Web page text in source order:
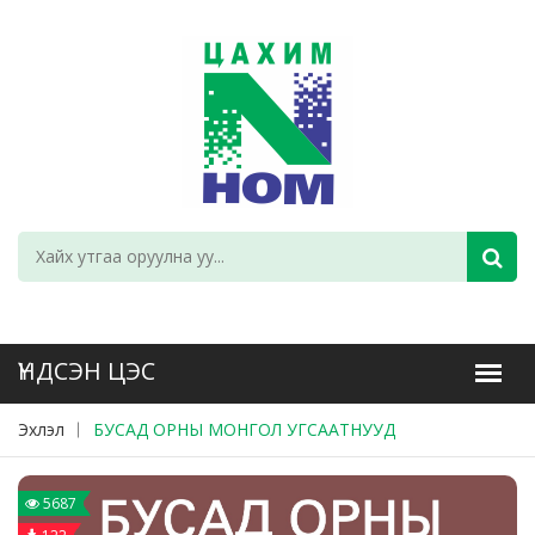
Эхлэл БУСАД ОРНЫ МОНГОЛ УГСААТНУУД
5687